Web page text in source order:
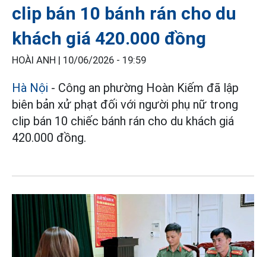
clip bán 10 bánh rán cho du
khách giá 420.000 đồng
HOÀI ANH | 10/06/2026 - 19:59
Hà Nội - Công an phường Hoàn Kiếm đã lập
biên bản xử phạt đối với người phụ nữ trong
clip bán 10 chiếc bánh rán cho du khách giá
420.000 đồng.